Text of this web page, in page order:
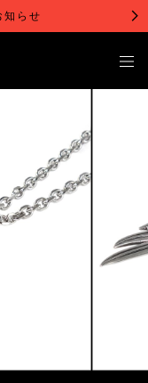
知らせ